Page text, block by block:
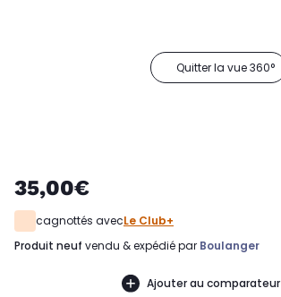
Quitter la vue 360°
35,00€
cagnottés avecLe Club+
produit neuf vendu & expédié par Boulanger
Ajouter au comparateur